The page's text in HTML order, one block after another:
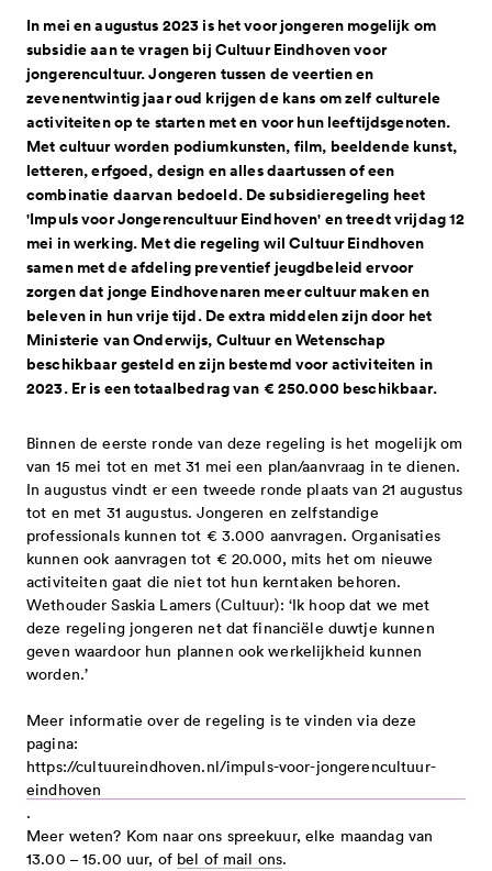
aanvragen is niet meer mogelijk
professionele kunsten in samenhang
met provincie en rijk - aanvragen is niet
meer mogelijk
projecten 2027 tranche 1
projecten 2026 tranche 3
projecten 2026 tranche 2
meerjarige subsidies 2026
snelgeld 2026 tranche 1
snelgeld 2025 tranche 2
projecten 2026 tranche 1
projecten 2025 tranche 3
projecten 2025 tranche 2
snelgeld 2025 tranche 1
programma's 2025 - 2026
eindhovense basis 2025-2028
professionele kunsten in samenhang
met provincie en rijk 2025-2028
bezwaar, beroep en klachten 2025-2028
vacatures
governance code cultuur
aanvragen is niet mogelijk
projectsubsidies - eenmalige subsidie -
aanvragen is niet meer mogelijk
professionele kunsten eindhoven in
samenhang met brabantstad -
aanvragen is niet meer mogelijk
eindhovense basis - meerjarige subsidie
- aanvragen is niet meer mogelijk
programma's - meerjarige subsidie -
aanvragen is niet meer mogelijk
gilden - eenmalige subsidie - aanvragen
is niet meer mogelijk
energielasten
subsidieverordening 2021-2024
cultuurbrief 2021-2024
besluiten 2021-2024
toegekende subsidies 2021-2024
bezwaar, beroep en klachten
asdasd
contact
adres
direct contact opnemen
spreekuur
blog
open oproepen
meer cultuur voor en door jongeren -
gesloten
techneut zoekt ontwerper - deel 2 -
gesloten
cultuur eindhoven op zoek naar
thema gezondheid - gesloten
samen uit corona - gesloten
downloads
presentaties
publicaties
huisstijlpakket
spreekuur
faq
nieuwsbrief
In mei en augustus 2023 is het voor jongeren mogelijk om
subsidie aan te vragen bij Cultuur Eindhoven voor
jongerencultuur. Jongeren tussen de veertien en
zevenentwintig jaar oud krijgen de kans om zelf culturele
activiteiten op te starten met en voor hun leeftijdsgenoten.
Met cultuur worden podiumkunsten, film, beeldende kunst,
letteren, erfgoed, design en alles daartussen of een
combinatie daarvan bedoeld. De subsidieregeling heet
'Impuls voor Jongerencultuur Eindhoven' en treedt vrijdag 12
mei in werking. Met die regeling wil Cultuur Eindhoven
samen met de afdeling preventief jeugdbeleid ervoor
zorgen dat jonge Eindhovenaren meer cultuur maken en
beleven in hun vrije tijd. De extra middelen zijn door het
Ministerie van Onderwijs, Cultuur en Wetenschap
beschikbaar gesteld en zijn bestemd voor activiteiten in
2023. Er is een totaalbedrag van € 250.000 beschikbaar.
Binnen de eerste ronde van deze regeling is het mogelijk om
van 15 mei tot en met 31 mei een plan/aanvraag in te dienen.
In augustus vindt er een tweede ronde plaats van 21 augustus
tot en met 31 augustus. Jongeren en zelfstandige
professionals kunnen tot € 3.000 aanvragen. Organisaties
kunnen ook aanvragen tot € 20.000, mits het om nieuwe
activiteiten gaat die niet tot hun kerntaken behoren.
Wethouder Saskia Lamers (Cultuur): ‘Ik hoop dat we met
deze regeling jongeren net dat financiële duwtje kunnen
geven waardoor hun plannen ook werkelijkheid kunnen
worden.’
Meer informatie over de regeling is te vinden via deze
pagina:
https://cultuureindhoven.nl/impuls-voor-jongerencultuur-
eindhoven
.
Meer weten? Kom naar ons spreekuur, elke maandag van
13.00 – 15.00 uur, of bel of mail ons.